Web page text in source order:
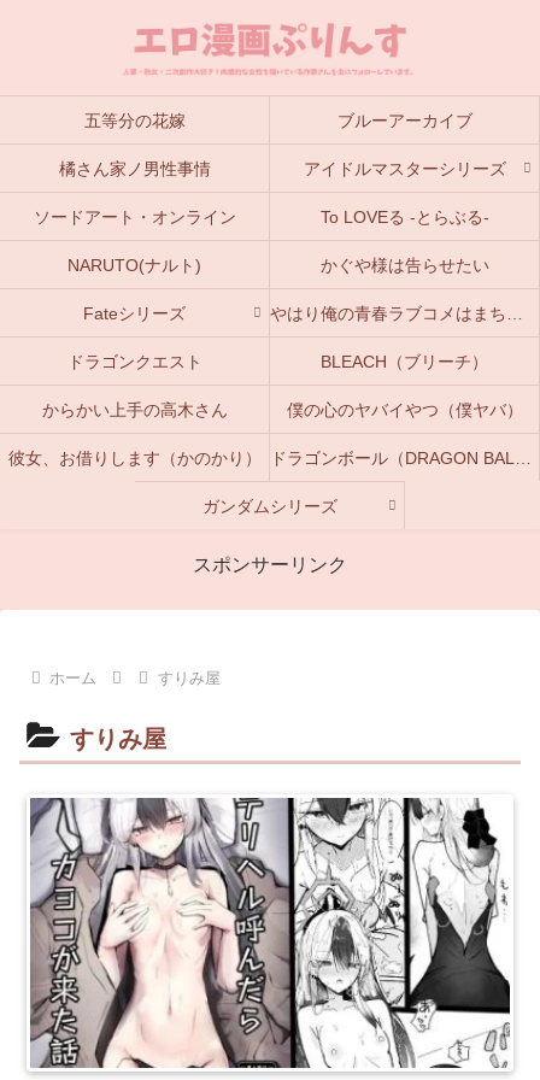
五等分の花嫁 ブルーアーカイブ
橘さん家ノ男性事情 アイドルマスターシリーズ
ソードアート・オンライン To LOVEる -とらぶる-
NARUTO(ナルト) かぐや様は告らせたい
Fateシリーズ
ドラゴンクエスト BLEACH（ブリーチ）
からかい上手の高木さん 僕の心のヤバイやつ（僕ヤバ）
彼女、お借りします（かのかり）
ガンダムシリーズ
スポンサーリンク
ホーム すりみ屋
すりみ屋